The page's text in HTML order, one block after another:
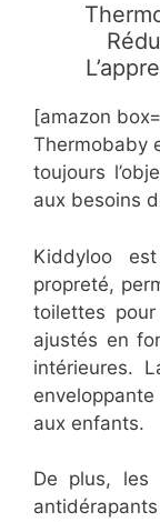
[amazon
Thermobaby
toujours
aux besoins
Kiddyloo
propreté,
toilettes
ajustés en
intérieures.
aux enfants.
De plus, les